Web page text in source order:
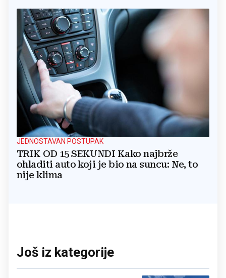
JEDNOSTAVAN POSTUPAK
TRIK OD 15 SEKUNDI Kako najbrže
ohladiti auto koji je bio na suncu: Ne, to
nije klima
Još iz kategorije